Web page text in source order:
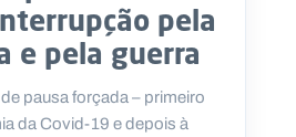
pela
e pela guerra
pausa forçada – primeiro
da Covid-19 e depois à